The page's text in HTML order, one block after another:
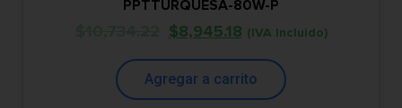
PPTTURQUESA-80W-P
$8,945.18 (IVA Incluido)
Agregar a carrito